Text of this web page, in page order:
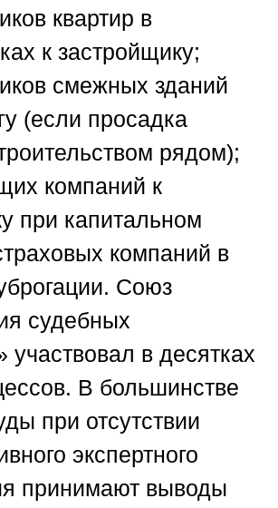
квартир в
к застройщику;
смежных зданий
(если просадка
рядом);
компаний к
при капитальном
компаний в
Союз
судебных
участвовал в десятках
В большинстве
при отсутствии
экспертного
принимают выводы